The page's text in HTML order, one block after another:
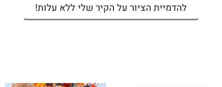
להדמיית הציור על הקיר שלי ללא עלות!